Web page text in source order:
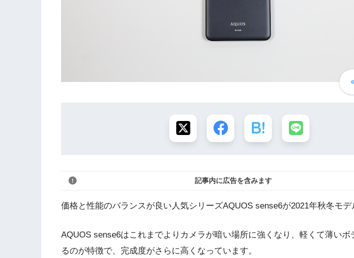
記事内に広告を含みます
価格と性能のバランスが良い人気シリーズAQUOS sense6が2021年秋冬モデ
AQUOS sense6はこれまでよりカメラが暗い場所に強くなり、軽くて薄いボ
るのが特徴で、完成度がさらに高くなっています。